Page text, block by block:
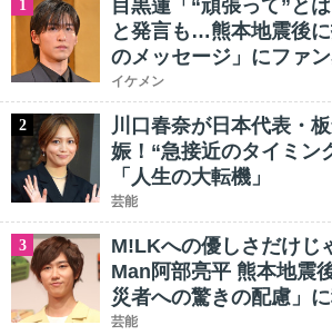
1
目黒蓮「“頑張って”と
と発言も…熊本地震後
のメッセージ」にファ
イケメン
2
川口春奈が日本代表・
娠！“急接近のタイミン
「人生の大転機」
芸能
3
M!LKへの優しさだけ
Man阿部亮平 熊本地震
災者への驚きの配慮」
芸能